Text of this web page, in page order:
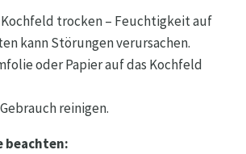
Kochfeld trocken – Feuchtigkeit auf
kann Störungen verursachen.
oder Papier auf das Kochfeld
reinigen.
beachten: